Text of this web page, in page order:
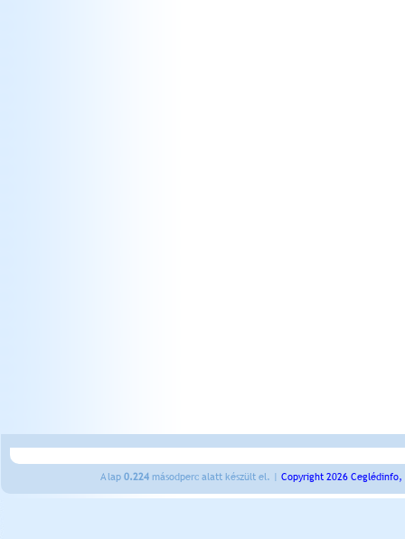
A lap 0.224 másodperc alatt készült el. | Copyright 2026